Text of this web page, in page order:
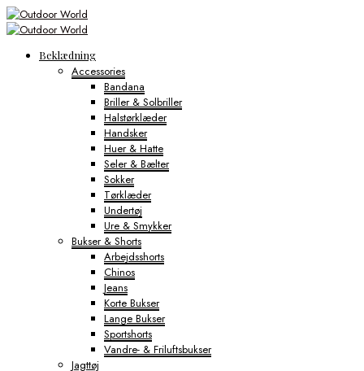
Beklædning
Accessories
Bandana
Briller & Solbriller
Halstørklæder
Handsker
Huer & Hatte
Seler & Bælter
Sokker
Tørklæder
Undertøj
Ure & Smykker
Bukser & Shorts
Arbejdsshorts
Chinos
Jeans
Korte Bukser
Lange Bukser
Sportshorts
Vandre- & Friluftsbukser
Jagttøj